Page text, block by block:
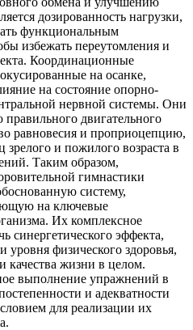
дозированность нагрузки,
функциональным
избежать переутомления и
Координационные
на осанке,
на состояние опорно-
нервной системы. Они
двигательного
равновесия и проприоцепцию,
зрелого и пожилого возраста в
Таким образом,
гимнастики
систему,
на ключевые
Их комплексное
синергетического эффекта,
физического здоровья,
качества жизни в целом.
выполнение упражнений в
и адекватности
для реализации их